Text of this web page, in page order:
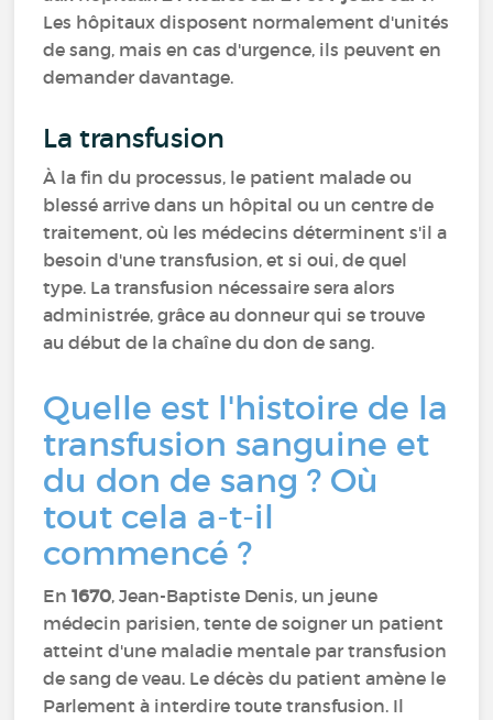
Les hôpitaux disposent normalement d'unités
de sang, mais en cas d'urgence, ils peuvent en
demander davantage.
La transfusion
À la fin du processus, le patient malade ou
blessé arrive dans un hôpital ou un centre de
traitement, où les médecins déterminent s'il a
besoin d'une transfusion, et si oui, de quel
type. La transfusion nécessaire sera alors
administrée, grâce au donneur qui se trouve
au début de la chaîne du don de sang.
Quelle est l'histoire de la
transfusion sanguine et
du don de sang ? Où
tout cela a-t-il
commencé ?
En1670, Jean-Baptiste Denis, un jeune
médecin parisien, tente de soigner un patient
atteint d'une maladie mentale par transfusion
de sang de veau. Le décès du patient amène le
Parlement à interdire toute transfusion. Il